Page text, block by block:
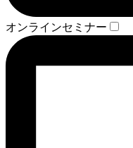
オンラインセミナー